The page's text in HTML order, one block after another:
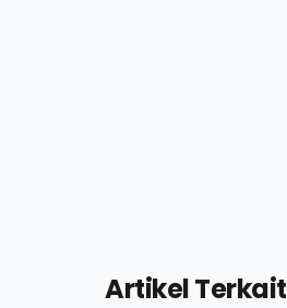
Artikel Terkait